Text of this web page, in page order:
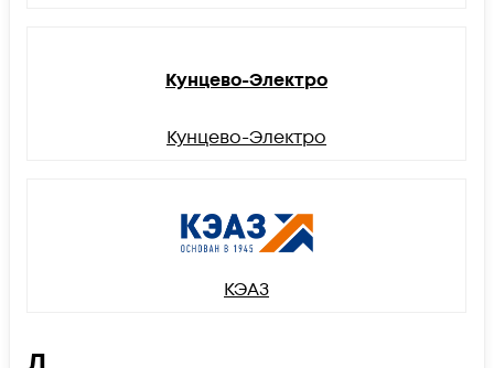
Кунцево-Электро
Кунцево-Электро
КЭАЗ